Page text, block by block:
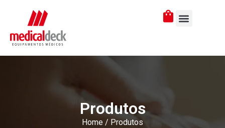
Produtos
Home / Produtos